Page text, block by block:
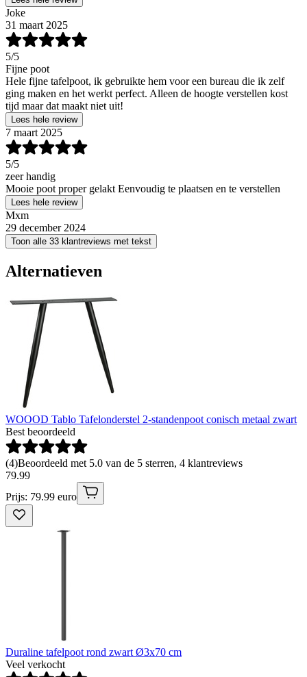
Joke
31 maart 2025
5/5
Fijne poot
Hele fijne tafelpoot, ik gebruikte hem voor een bureau die ik zelf
ging maken en het werkt perfect. Alleen de hoogte verstellen kost
tijd maar dat maakt niet uit!
Lees hele review
7 maart 2025
5/5
zeer handig
Mooie poot proper gelakt Eenvoudig te plaatsen en te verstellen
Lees hele review
Mxm
29 december 2024
Toon alle 33 klantreviews met tekst
Alternatieven
WOOOD Tablo Tafelonderstel 2-standenpoot conisch metaal zwart
Best beoordeeld
(4)Beoordeeld met 5.0 van de 5 sterren, 4 klantreviews
79.99
Prijs: 79.99 euro
Duraline tafelpoot rond zwart Ø3x70 cm
Veel verkocht